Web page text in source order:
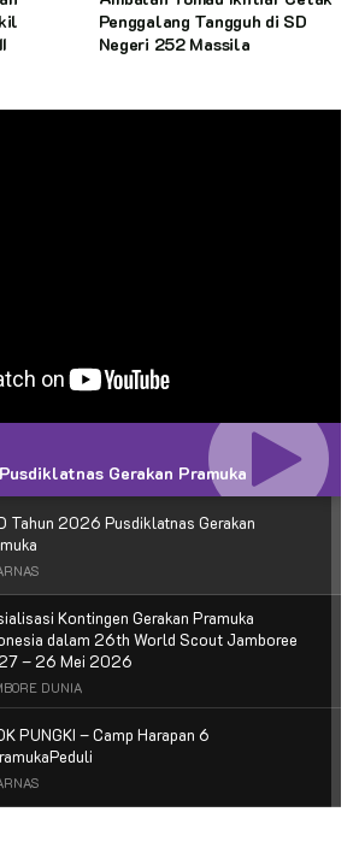
Penggalang Tangguh di SD
Negeri 252 Massila
Gerakan Pramuka
Tahun 2026 Pusdiklatnas Gerakan
Kontingen Gerakan Pramuka
dalam 26th World Scout Jamboree
– 26 Mei 2026
DUNIA
PUNGKI – Camp Harapan 6